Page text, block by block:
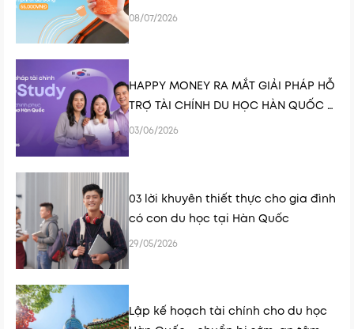
08/07/2026
HAPPY MONEY RA MẮT GIẢI PHÁP HỖ
TRỢ TÀI CHÍNH DU HỌC HÀN QUỐC K-
STUDY
03/06/2026
03 lời khuyên thiết thực cho gia đình
có con du học tại Hàn Quốc
29/05/2026
Lập kế hoạch tài chính cho du học